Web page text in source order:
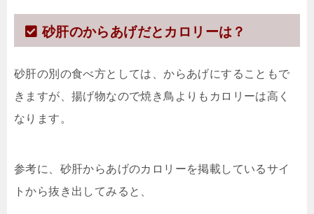
砂肝のからあげだとカロリーは？
砂肝の別の食べ方としては、からあげにすることもで
きますが、揚げ物なので焼き鳥よりもカロリーは高く
なります。
参考に、砂肝からあげのカロリーを掲載しているサイ
トから抜き出してみると、